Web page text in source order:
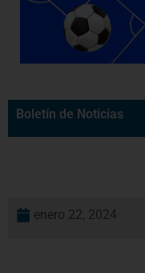
Boletín de Noticias
enero 22, 2024